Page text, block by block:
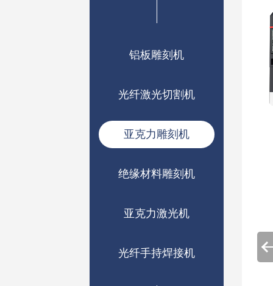
铝板雕刻机
光纤激光切割机
亚克力雕刻机
绝缘材料雕刻机
亚克力激光机
光纤手持焊接机